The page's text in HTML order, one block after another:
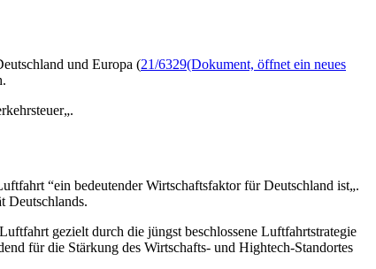
und Europa (21/6329(Dokument, öffnet ein neues
“ein bedeutender Wirtschaftsfaktor für Deutschland ist„.
Deutschlands.
gezielt durch die jüngst beschlossene Luftfahrtstrategie
für die Stärkung des Wirtschafts- und Hightech-Standortes